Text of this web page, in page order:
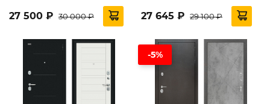
27 500 ₽ 30 000 ₽ 27 645 ₽ 29 100 ₽
-5%